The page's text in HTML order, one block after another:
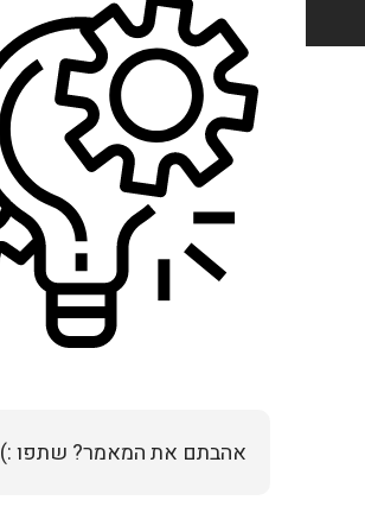
אהבתם את המאמר? שתפו :)